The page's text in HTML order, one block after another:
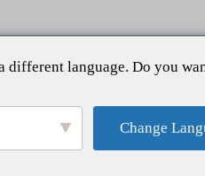
primeiro trimestre de 2026.
different language. Do you
Change